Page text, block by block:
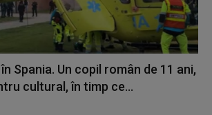
Spania. Un copil român de 11 ani,
cultural, în timp ce...